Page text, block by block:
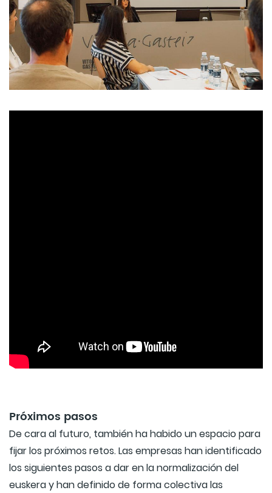
Próximos pasos
De cara al futuro, también ha habido un espacio para
fijar los próximos retos. Las empresas han identificado
los siguientes pasos a dar en la normalización del
euskera y han definido de forma colectiva las